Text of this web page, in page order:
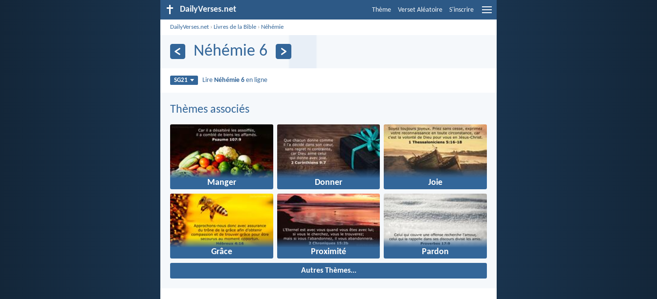
DailyVerses.net Thème Verset Aléatoire S'inscrire
DailyVerses.net ›Livres de la Bible › Néhémie
Néhémie 6
SG21 Lire Néhémie 6 en ligne
Thèmes associés
Manger Donner Joie
Grâce Proximité Pardon
Autres Thèmes...